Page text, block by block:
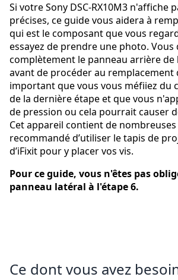
Si votre Sony DSC-RX10M3 n'affiche
précises, ce guide vous aidera à
qui est le composant que vous
essayez de prendre une photo.
complètement le panneau arrière
avant de procéder au remplacement
important que vous vous méfiiez du
de la dernière étape et que vous
de pression ou cela pourrait causer
Cet appareil contient de
recommandé d’utiliser le tapis de
d’iFixit pour y placer vos vis.
Pour ce guide, vous n'êtes pas
panneau latéral à l'étape 6.
Ce dont vous avez